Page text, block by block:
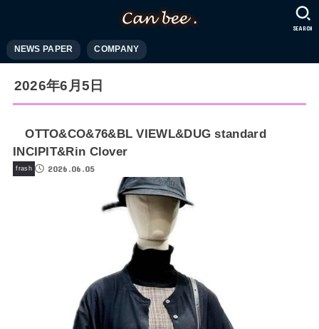
NEWS PAPER COMPANY
SEARCH
2026年6月5日
OTTO&CO&76&BL VIEWL&DUG standard
INCIPIT&Rin Clover
frash 2026.06.05